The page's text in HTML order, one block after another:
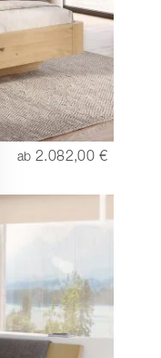
ab 2.082,00 €